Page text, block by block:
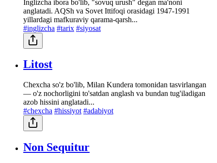
Inglizcha ibora bo'lib, "sovuq urush" degan ma'noni
anglatadi. AQSh va Sovet Ittifoqi orasidagi 1947-1991
yillardagi mafkuraviy qarama-qarsh...
#inglizcha #tarix #siyosat
Litost
Chexcha so'z bo'lib, Milan Kundera tomonidan tasvirlangan
— o'z nochorligini to'satdan anglash va bundan tug'iladigan
azob hissini anglatadi...
#chexcha #hissiyot #adabiyot
Non Sequitur